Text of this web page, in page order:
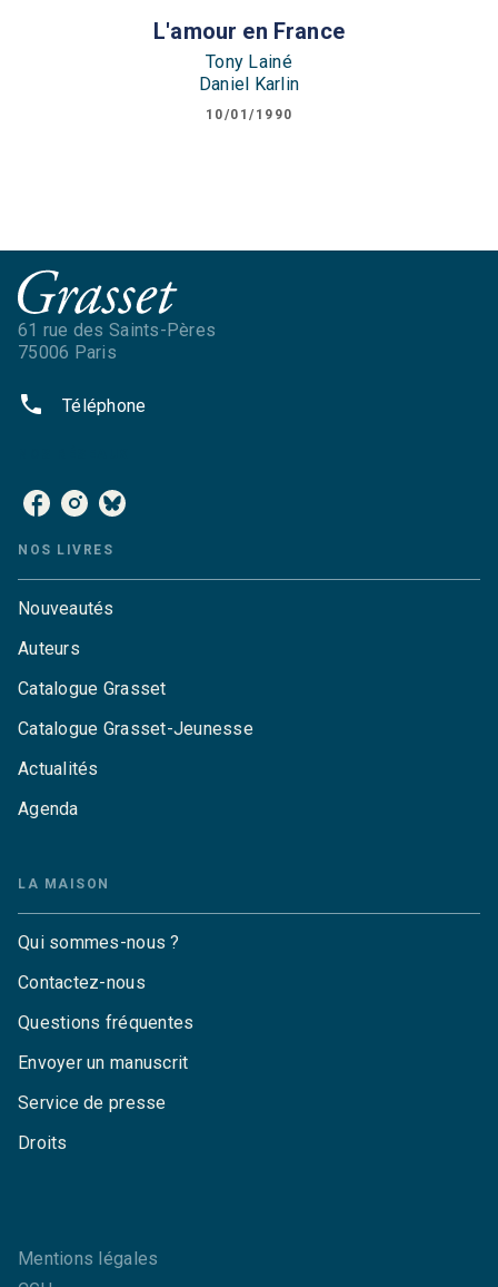
L'amour en France
Tony Lainé
Daniel Karlin
10/01/1990
61 rue des Saints-Pères
75006 Paris
phone Téléphone
NOS LIVRES
Nouveautés
Auteurs
Catalogue Grasset
Catalogue Grasset-Jeunesse
Actualités
Agenda
LA MAISON
Qui sommes-nous ?
Contactez-nous
Questions fréquentes
Envoyer un manuscrit
Service de presse
Droits
Mentions légales